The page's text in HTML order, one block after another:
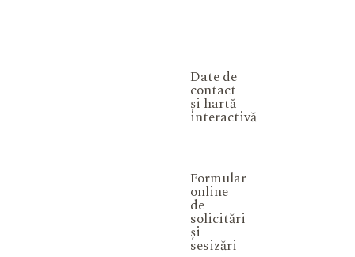
Date de
contact
și hartă
interactivă
Formular
online
de
solicitări
și
sesizări